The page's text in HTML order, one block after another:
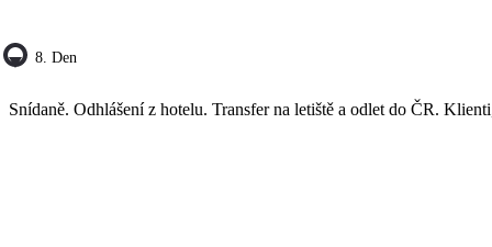
8. Den
Snídaně. Odhlášení z hotelu. Transfer na letiště a odlet do ČR.